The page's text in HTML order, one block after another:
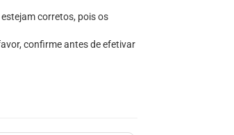
corretos, pois os
confirme antes de efetivar